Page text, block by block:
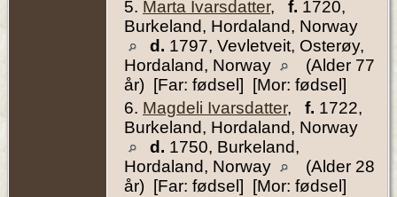
5. Marta Ivarsdatter, f. 1720,
Burkeland, Hordaland, Norway
d. 1797, Vevletveit, Osterøy,
Hordaland, Norway
(Alder 77
år) [Far: fødsel] [Mor: fødsel]
6. Magdeli Ivarsdatter, f. 1722,
Burkeland, Hordaland, Norway
d. 1750, Burkeland,
Hordaland, Norway
(Alder 28
år) [Far: fødsel] [Mor: fødsel]